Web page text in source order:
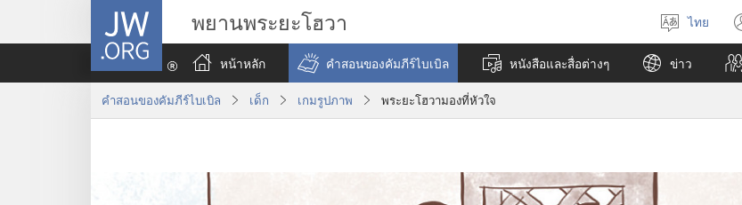
JW.ORG พยานพระยะโฮวา
เลือก
ภาษา
ไทย
หน้าหลัก
คำสอนของคัมภีร์ไบเบิล หนังสือและสื่อต่างๆ ข่าว
คำสอนของคัมภีร์ไบเบิล เด็ก เกมรูปภาพ พระยะโฮวามองที่หัวใจ